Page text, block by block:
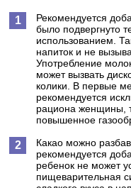
Рекомендуется
было подвергнуто
использованием.
напиток и не
Употребление
может вызвать
колики. В первые
рекомендуется
рациона женщины,
повышенное
Какао можно
рекомендуется
ребенок не может
пищеварительная